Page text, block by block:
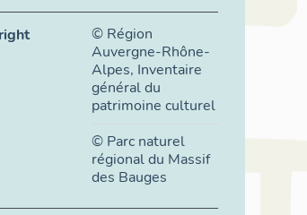
© Région
Auvergne-Rhône-
Alpes, Inventaire
général du
patrimoine culturel
© Parc naturel
régional du Massif
des Bauges